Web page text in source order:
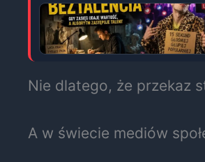
Nie dlatego, że przekaz
A w świecie mediów